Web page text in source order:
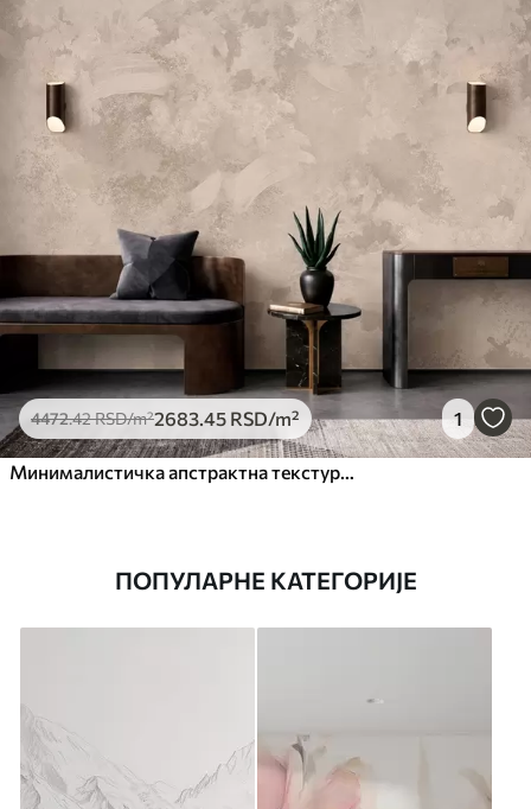
4472.42RSD/m²2683 .45 RSD/m² 1
ПОПУЛАРНЕ КАТЕГОРИЈЕ